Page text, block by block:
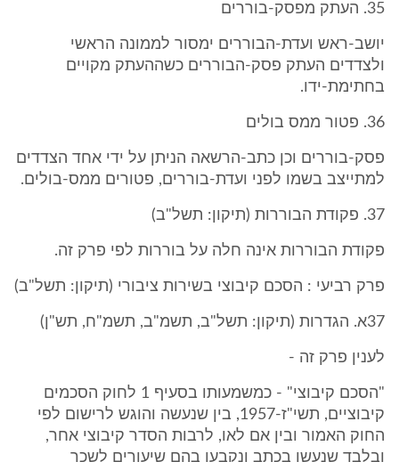
35. העתק מפסק-בוררים
יושב-ראש ועדת-הבוררים ימסור לממונה הראשי
ולצדדים העתק פסק-הבוררים כשההעתק מקויים
בחתימת-ידו.
36. פטור ממס בולים
פסק-בוררים וכן כתב-הרשאה הניתן על ידי אחד הצדדים
למתייצב בשמו לפני ועדת-בוררים, פטורים ממס-בולים.
37. פקודת הבוררות (תיקון: תשל"ב)
פקודת הבוררות אינה חלה על בוררות לפי פרק זה.
פרק רביעי : הסכם קיבוצי בשירות ציבורי (תיקון: תשל"ב)
37א. הגדרות (תיקון: תשל"ב, תשמ"ב, תשמ"ח, תש"ן)
לענין פרק זה -
"הסכם קיבוצי" - כמשמעותו בסעיף 1 לחוק הסכמים
קיבוציים, תשי"ז-1957, בין שנעשה והוגש לרישום לפי
החוק האמור ובין אם לאו, לרבות הסדר קיבוצי אחר,
ובלבד שנעשו בכתב ונקבעו בהם שיעורים לשכר